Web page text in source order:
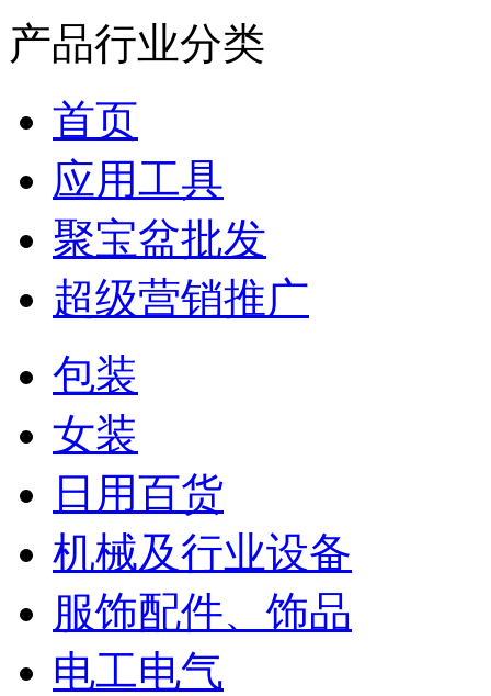
产品行业分类
首页
应用工具
聚宝盆批发
超级营销推广
包装
女装
日用百货
机械及行业设备
服饰配件、饰品
电工电气